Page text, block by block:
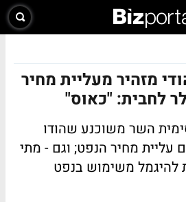
מזהיר מעליית מחיר
השר משוכנע שהודו
עליית מחיר הנפט; וגם - מתי
להיגמל משימוש בנפט